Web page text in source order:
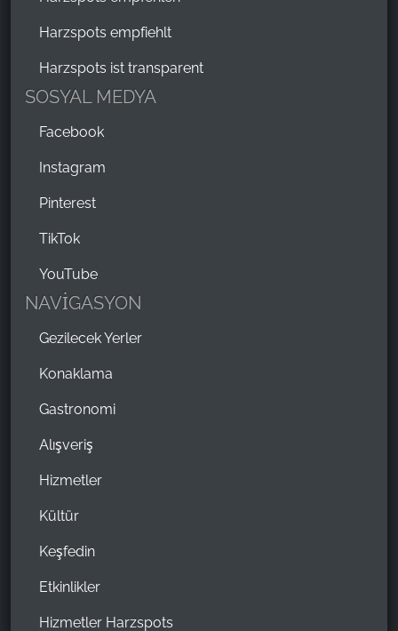
Harzspots empfiehlt
Harzspots ist transparent
SOSYAL MEDYA
Facebook
Instagram
Pinterest
TikTok
YouTube
NAVİGASYON
Gezilecek Yerler
Konaklama
Gastronomi
Alışveriş
Hizmetler
Kültür
Keşfedin
Etkinlikler
Hizmetler Harzspots